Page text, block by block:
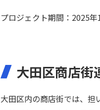
プロジェクト期間：2025
大田区商店街
大田区内の商店街では、担